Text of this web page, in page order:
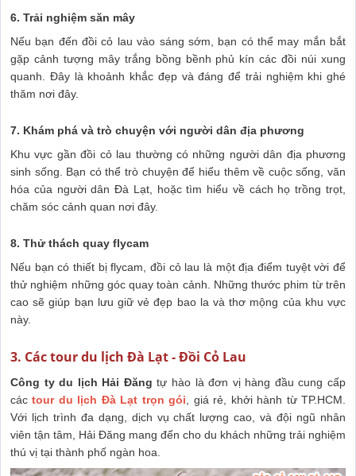
6. Trải nghiệm săn mây
Nếu bạn đến đồi cỏ lau vào sáng sớm, bạn có thể may mắn bắt
gặp cảnh tượng mây trắng bồng bềnh phủ kín các đồi núi xung
quanh. Đây là khoảnh khắc đẹp và đáng để trải nghiệm khi ghé
thăm nơi đây.
7. Khám phá và trò chuyện với người dân địa phương
Khu vực gần đồi cỏ lau thường có những người dân địa phương
sinh sống. Bạn có thể trò chuyện để hiểu thêm về cuộc sống, văn
hóa của người dân Đà Lạt, hoặc tìm hiểu về cách họ trồng trọt,
chăm sóc cảnh quan nơi đây.
8. Thử thách quay flycam
Nếu bạn có thiết bị flycam, đồi cỏ lau là một địa điểm tuyệt vời để
thử nghiệm những góc quay toàn cảnh. Những thước phim từ trên
cao sẽ giúp bạn lưu giữ vẻ đẹp bao la và thơ mộng của khu vực
này.
3. Các tour du lịch Đà Lạt - Đồi Cỏ Lau
Công ty du lịch Hải Đăng tự hào là đơn vị hàng đầu cung cấp
các tour du lịch Đà Lạt trọn gói, giá rẻ, khởi hành từ TP.HCM.
Với lịch trình đa dạng, dịch vụ chất lượng cao, và đội ngũ nhân
viên tận tâm, Hải Đăng mang đến cho du khách những trải nghiệm
thú vị tại thành phố ngàn hoa.